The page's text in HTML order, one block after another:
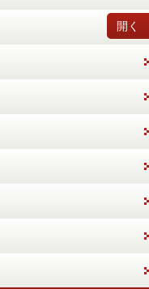
開く